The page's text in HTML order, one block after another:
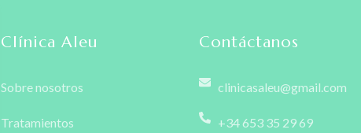
Clínica Aleu
Sobre nosotros
Tratamientos
Contáctanos
clinicasaleu@gmail.com
+34 653 35 29 69